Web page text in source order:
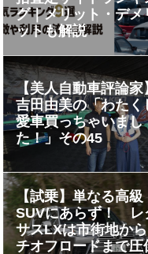
グ｜メリット・デメ
ットも解説
【美人自動車評論家
吉田由美の「わたく
愛車買っちゃいまし
た！」その45
【試乗】単なる高級
SUVにあらず！ レ
サスLXは市街地か
チオフロードまで圧